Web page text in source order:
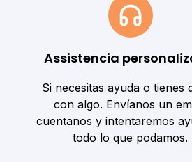
Assistencia
Si necesitas ayuda o tienes
con algo. Envíanos un
cuentanos y intentaremos
todo lo que podamos.